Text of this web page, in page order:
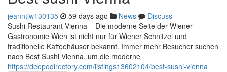
jeanntjw130135 59 days ago News
Discuss
Sushi Restaurant Vienna – Die moderne Seite der Wiener
Gastronomie Wien ist nicht nur für Wiener Schnitzel und
traditionelle Kaffeehäuser bekannt. Immer mehr Besucher suchen
nach Best Sushi Vienna, um die moderne
https://deepodirectory.com/listings13602104/best-sushi-vienna